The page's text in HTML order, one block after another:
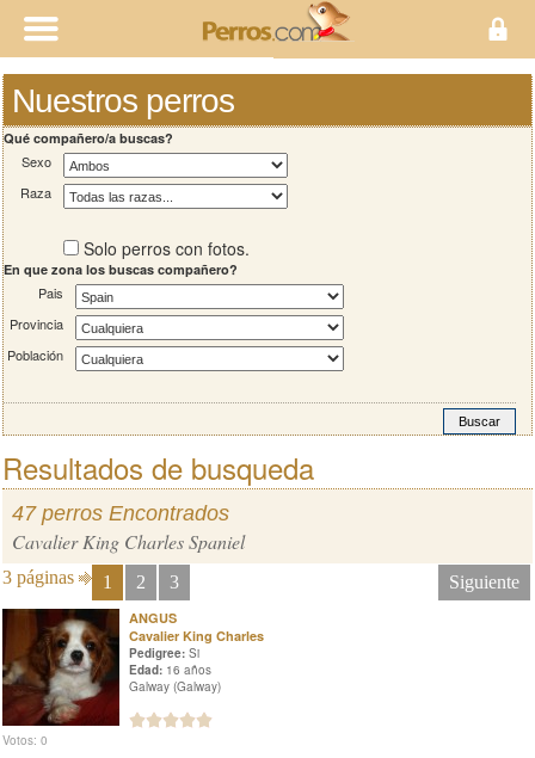
Nuestros perros
Qué compañero/a buscas?
Sexo
Raza
Solo perros con fotos.
En que zona los buscas compañero?
Pais
Provincia
Población
Resultados de busqueda
47 perros Encontrados
Cavalier King Charles Spaniel
3 páginas 1 2 3 Siguiente
ANGUS
Cavalier King Charles
Pedigree: Si
Edad: 16 años
Galway (Galway)
Votos: 0